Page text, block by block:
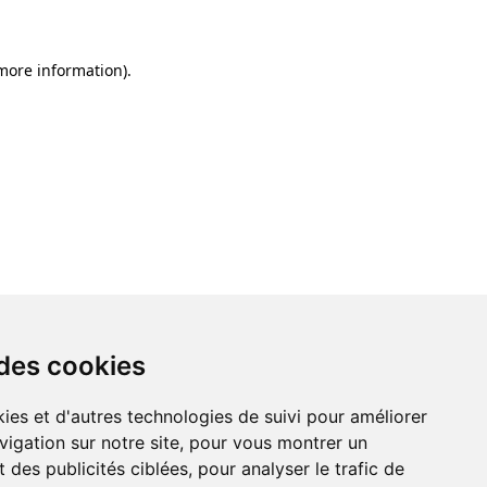
cookies
et d'autres technologies de suivi pour améliorer
sur notre site, pour vous montrer un
des publicités ciblées, pour analyser le trafic de
information).